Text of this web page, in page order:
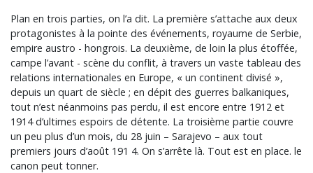
Plan en trois parties, on l’a dit. La première s’attache aux deux
protagonistes à la pointe des événements, royaume de Serbie,
empire austro - hongrois. La deuxième, de loin la plus étoffée,
campe l’avant - scène du conflit, à travers un vaste tableau des
relations internationales en Europe, « un continent divisé »,
depuis un quart de siècle ; en dépit des guerres balkaniques,
tout n’est néanmoins pas perdu, il est encore entre 1912 et
1914 d’ultimes espoirs de détente. La troisième partie couvre
un peu plus d’un mois, du 28 juin – Sarajevo – aux tout
premiers jours d’août 191 4. On s’arrête là. Tout est en place. le
canon peut tonner.